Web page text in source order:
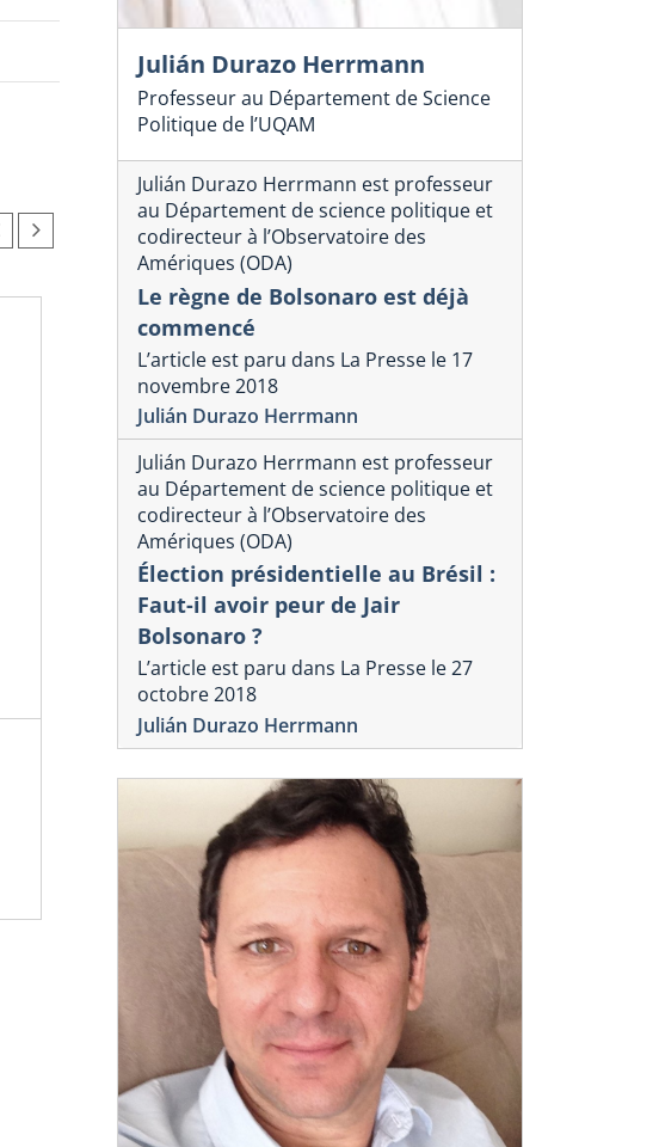
Chronique commerciale américaine
Vers un réajustement du
dollar ?
Avril 2025
Charles-Olivier l’Homme
Julián Durazo Herrmann
Professeur au Département de Science
Politique de l’UQAM
Julián Durazo Herrmann est professeur
au Département de science politique et
codirecteur à l’Observatoire des
Amériques (ODA)
Le règne de Bolsonaro est déjà
commencé
L’article est paru dans La Presse le 17
novembre 2018
Julián Durazo Herrmann
Julián Durazo Herrmann est professeur
au Département de science politique et
codirecteur à l’Observatoire des
Amériques (ODA)
Élection présidentielle au Brésil :
Faut-il avoir peur de Jair
Bolsonaro ?
L’article est paru dans La Presse le 27
octobre 2018
Julián Durazo Herrmann